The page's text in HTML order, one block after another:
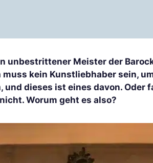
unbestrittener Meister der
kein Kunstliebhaber sein,
dieses ist eines davon. Oder
Worum geht es also?